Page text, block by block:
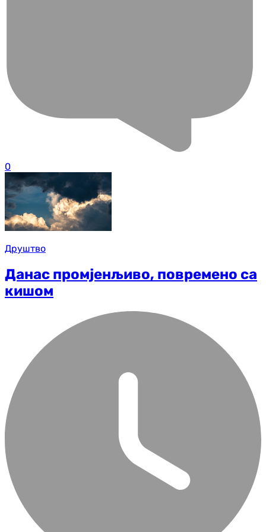
0
Друштво
Данас промјенљиво, повремено са
кишом